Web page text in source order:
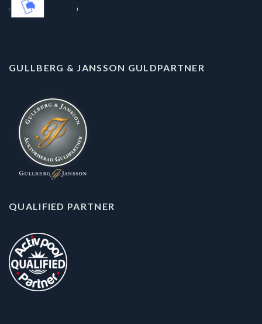
GULLBERG & JANSSON GULDPARTNER
QUALIFIED PARTNER